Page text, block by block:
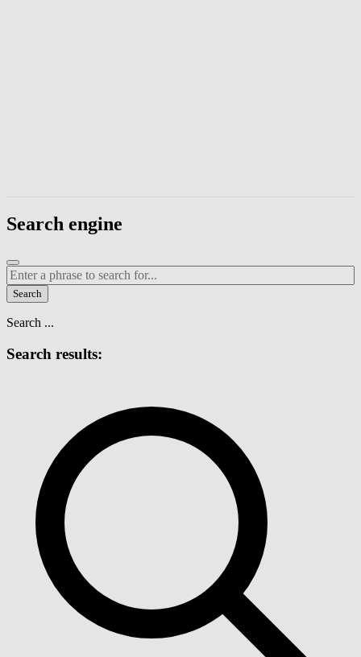
Enter a phrase to search page content. Press Escape to close the
Search engine
Enter a search term
Search
Search ...
Search results: